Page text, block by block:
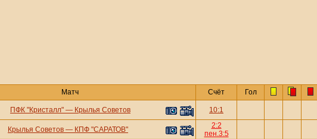
Матч Счёт Гол
ПФК "Кристалл" — Крылья Советов 10:1
Крылья Советов — КПФ "САРАТОВ"
2:2
пен.3:5